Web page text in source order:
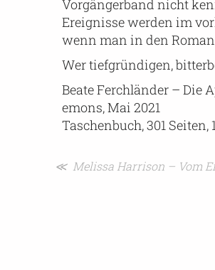
Vorgängerband nicht
Ereignisse werden im
wenn man in den
Wer tiefgründigen,
Beate Ferchländer – Die
emons, Mai 2021
Taschenbuch, 301 Seiten,
≪ Melissa Harrison – Vom